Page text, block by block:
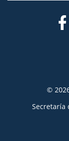
©
Secretaría